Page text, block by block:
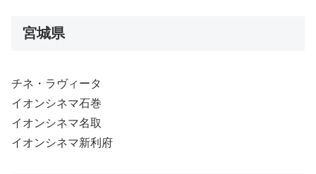
宮城県
チネ・ラヴィータ
イオンシネマ石巻
イオンシネマ名取
イオンシネマ新利府